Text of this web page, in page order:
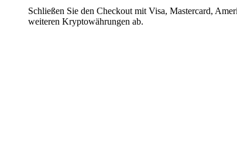
Schließen Sie den Checkout mit Visa, Mastercard,
weiteren Kryptowährungen ab.